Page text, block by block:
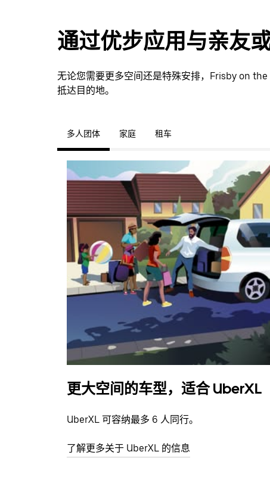
通过优步应用与亲友
无论您需要更多空间还是特殊安排，Frisby on
抵达目的地。
多人团体 家庭 租车
更大空间的车型，适合 UberXL
UberXL 可容纳最多 6 人同行。
了解更多关于 UberXL 的信息